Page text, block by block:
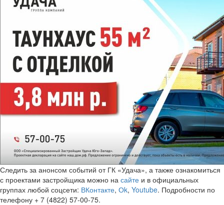
Следить за анонсом событий от ГК «Удача», а также ознакомиться
с проектами застройщика можно на сайте и в официальных
группах любой соцсети: ВКонтакте, Оk, Youtube. Подробности по
телефону + 7 (4822) 57-00-75.